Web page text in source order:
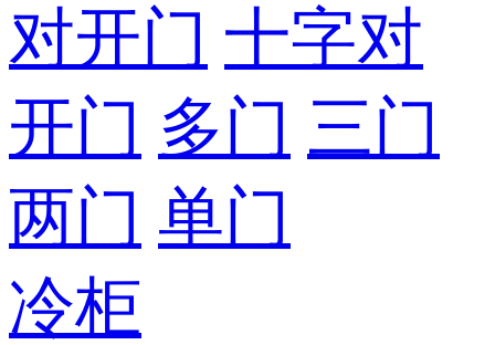
对开门 十字对
开门 多门 三门
两门 单门
冷柜